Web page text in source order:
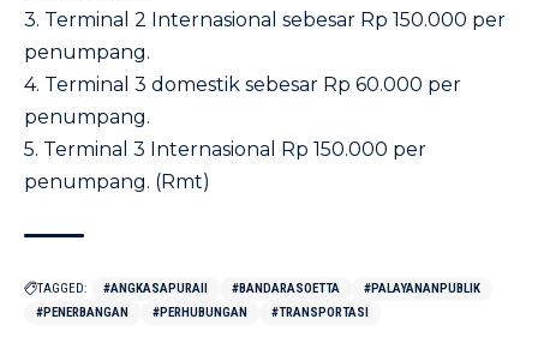
3. Terminal 2 Internasional sebesar Rp 150.000 per
penumpang.
4. Terminal 3 domestik sebesar Rp 60.000 per
penumpang.
5. Terminal 3 Internasional Rp 150.000 per
penumpang. (Rmt)
TAGGED: #ANGKASAPURAII #BANDARASOETTA
#PALAYANANPUBLIK
#PENERBANGAN
#PERHUBUNGAN #TRANSPORTASI